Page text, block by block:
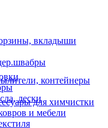
вкладыши
лески
контейнеры
для химчистки
и мебели